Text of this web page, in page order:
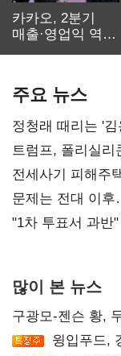
카카오, 2분기
매출·영업익 역대
주요 뉴스
정청래 때리는 '
트럼프, 폴리실
재건"
전세사기 피해주
4만278명
문제는 전대 이
불복'
"1차 투표서 과반
많이 본 뉴스
구광모-젠슨 황,
윙입푸드,